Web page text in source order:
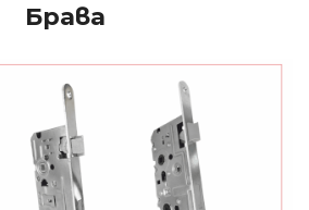
Брава